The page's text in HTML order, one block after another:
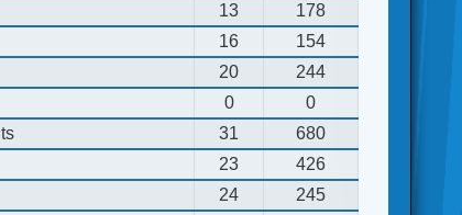
13
178
16
154
20
244
0
0
31
680
23
426
24
245